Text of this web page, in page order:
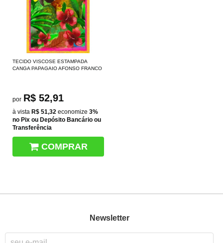
TECIDO VISCOSE ESTAMPADA
CANGA PAPAGAIO AFONSO FRANCO
por R$ 52,91
à vista R$ 51,32 economize 3%
no Pix ou Depósito Bancário ou
Transferência
COMPRAR
Newsletter